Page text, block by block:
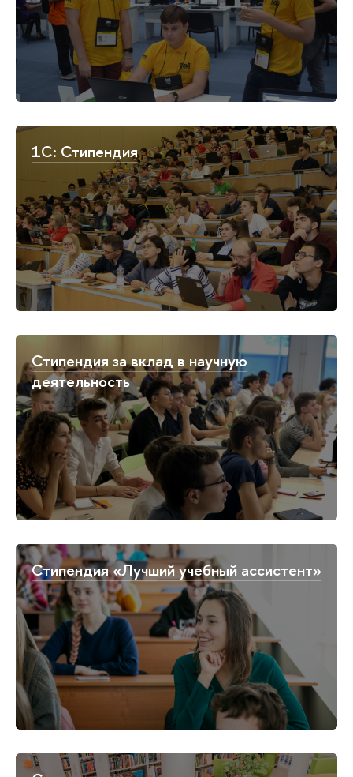
1C: Стипендия
Стипендия за вклад в научную
деятельность
Стипендия «Лучший учебный ассистент»